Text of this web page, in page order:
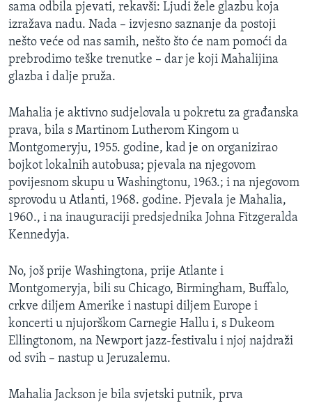
sama odbila pjevati, rekavši: Ljudi žele glazbu koja
izražava nadu. Nada – izvjesno saznanje da postoji
nešto veće od nas samih, nešto što će nam pomoći da
prebrodimo teške trenutke – dar je koji Mahalijina
glazba i dalje pruža.
Mahalia je aktivno sudjelovala u pokretu za građanska
prava, bila s Martinom Lutherom Kingom u
Montgomeryju, 1955. godine, kad je on organizirao
bojkot lokalnih autobusa; pjevala na njegovom
povijesnom skupu u Washingtonu, 1963.; i na njegovom
sprovodu u Atlanti, 1968. godine. Pjevala je Mahalia,
1960., i na inauguraciji predsjednika Johna Fitzgeralda
Kennedyja.
No, još prije Washingtona, prije Atlante i
Montgomeryja, bili su Chicago, Birmingham, Buffalo,
crkve diljem Amerike i nastupi diljem Europe i
koncerti u njujorškom Carnegie Hallu i, s Dukeom
Ellingtonom, na Newport jazz-festivalu i njoj najdraži
od svih – nastup u Jeruzalemu.
Mahalia Jackson je bila svjetski putnik, prva